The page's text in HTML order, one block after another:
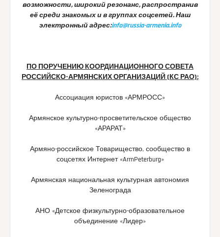
возможности, широкий резонанс, распространив
её среди знакомых и в группах соцсетей. Наш
электронный адрес:info@russia-armenia.info
ПО ПОРУЧЕНИЮ КООРДИНАЦИОННОГО СОВЕТА
РОССИЙСКО-АРМЯНСКИХ ОРГАНИЗАЦИЙ (КС РАО):
Ассоциация юристов «АРМРОСС»
Армянское культурно-просветительское общество
«АРАРАТ»
Армяно-российское Товарищество, сообщество в
соцсетях Интернет «ArmPeterburg»
Армянская национальная культурная автономия
Зеленограда
АНО «Детское физкультурно-образовательное
объединение «Лидер»